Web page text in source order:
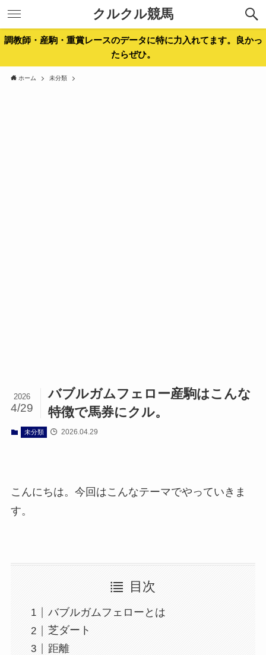
クルクル競馬
調教師・産駒・重賞レースのデータに特に力入れてます。良かっ
たらぜひ。
ホーム 未分類
バブルガムフェロー産駒はこんな
特徴で馬券にクル。
2026
4/29
未分類 2026.04.29
こんにちは。今回はこんなテーマでやっていきま
す。
目次
バブルガムフェローとは
芝ダート
距離